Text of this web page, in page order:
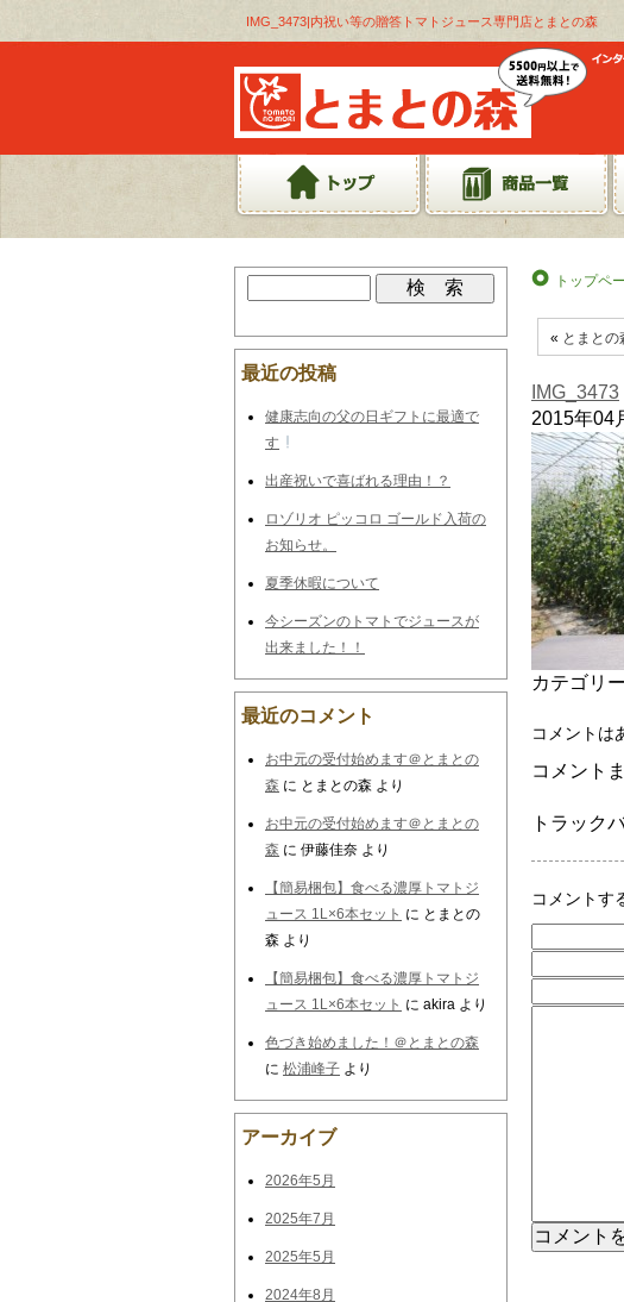
IMG_3473|内祝い等の贈答トマトジュース専門店とまとの森
トップペ
« とまと
IMG_3473
2015年04
カテゴリー
コメントは
コメント
トラック
コメントす
最近の投稿
健康志向の父の日ギフトに最適で
す
出産祝いで喜ばれる理由！？
ロゾリオ ピッコロ ゴールド入荷の
お知らせ。
夏季休暇について
今シーズンのトマトでジュースが
出来ました！！
最近のコメント
お中元の受付始めます＠とまとの
森 に とまとの森 より
お中元の受付始めます＠とまとの
森 に 伊藤佳奈 より
【簡易梱包】食べる濃厚トマトジ
ュース 1L×6本セット に とまとの
森 より
【簡易梱包】食べる濃厚トマトジ
ュース 1L×6本セット に akira より
色づき始めました！＠とまとの森
に 松浦峰子 より
アーカイブ
2026年5月
2025年7月
2025年5月
2024年8月